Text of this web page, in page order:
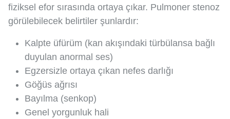
fiziksel efor sırasında ortaya çıkar. Pulmoner stenoz
görülebilecek belirtiler şunlardır:
Kalpte üfürüm (kan akışındaki türbülansa bağlı
duyulan anormal ses)
Egzersizle ortaya çıkan nefes darlığı
Göğüs ağrısı
Bayılma (senkop)
Genel yorgunluk hali